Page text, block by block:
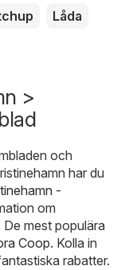
Låda
>
och
har du
-
om
mest populära
Coop. Kolla in
rabatter.